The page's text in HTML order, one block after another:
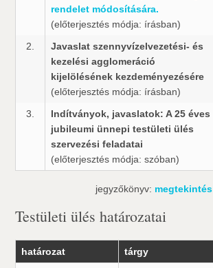
rendelet módosítására.
(előterjesztés módja: írásban)
2.
Javaslat szennyvízelvezetési- és
kezelési agglomeráció
kijelölésének kezdeményezésére
(előterjesztés módja: írásban)
3.
Indítványok, javaslatok: A 25 éves
jubileumi ünnepi testületi ülés
szervezési feladatai
(előterjesztés módja: szóban)
jegyzőkönyv: megtekintés
Testületi ülés határozatai
határozat tárgy